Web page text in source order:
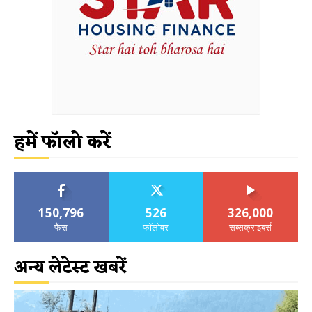
हमें फॉलो करें
150,796
फैंस
526
फॉलोवर
326,000
सब्सक्राइबर्स
अन्य लेटेस्ट खबरें